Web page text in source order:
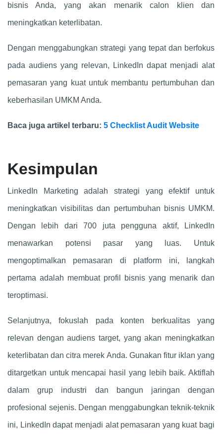
bisnis Anda, yang akan menarik calon klien dan
meningkatkan keterlibatan.
Dengan menggabungkan strategi yang tepat dan berfokus
pada audiens yang relevan, LinkedIn dapat menjadi alat
pemasaran yang kuat untuk membantu pertumbuhan dan
keberhasilan UMKM Anda.
Baca juga artikel terbaru: 5 Checklist Audit Website
Kesimpulan
LinkedIn Marketing adalah strategi yang efektif untuk
meningkatkan visibilitas dan pertumbuhan bisnis UMKM.
Dengan lebih dari 700 juta pengguna aktif, LinkedIn
menawarkan potensi pasar yang luas. Untuk
mengoptimalkan pemasaran di platform ini, langkah
pertama adalah membuat profil bisnis yang menarik dan
teroptimasi.
Selanjutnya, fokuslah pada konten berkualitas yang
relevan dengan audiens target, yang akan meningkatkan
keterlibatan dan citra merek Anda. Gunakan fitur iklan yang
ditargetkan untuk mencapai hasil yang lebih baik. Aktiflah
dalam grup industri dan bangun jaringan dengan
profesional sejenis. Dengan menggabungkan teknik-teknik
ini, LinkedIn dapat menjadi alat pemasaran yang kuat bagi